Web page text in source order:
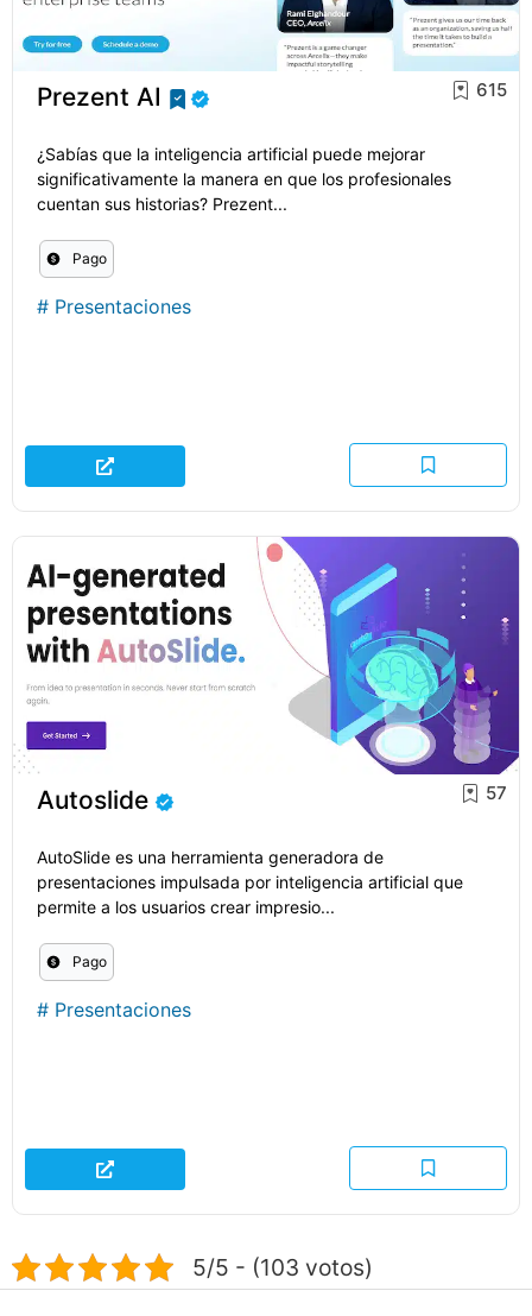
Prezent AI 615
¿Sabías que la inteligencia artificial puede mejorar
significativamente la manera en que los profesionales
cuentan sus historias? Prezent...
Pago
# Presentaciones
Autoslide 57
AutoSlide es una herramienta generadora de
presentaciones impulsada por inteligencia artificial que
permite a los usuarios crear impresio...
Pago
# Presentaciones
5/5 - (103 votos)